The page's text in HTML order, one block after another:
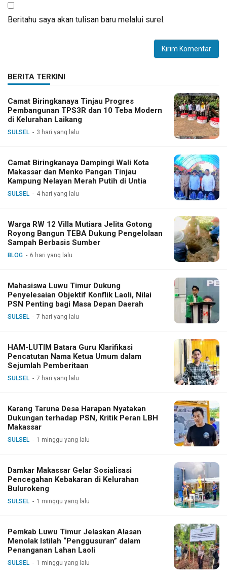
Beritahu saya akan tulisan baru melalui surel.
BERITA TERKINI
Camat Biringkanaya Tinjau Progres
Pembangunan TPS3R dan 10 Teba Modern
di Kelurahan Laikang
SULSEL 3 hari yang lalu
Camat Biringkanaya Dampingi Wali Kota
Makassar dan Menko Pangan Tinjau
Kampung Nelayan Merah Putih di Untia
SULSEL 4 hari yang lalu
Warga RW 12 Villa Mutiara Jelita Gotong
Royong Bangun TEBA Dukung Pengelolaan
Sampah Berbasis Sumber
BLOG 6 hari yang lalu
Mahasiswa Luwu Timur Dukung
Penyelesaian Objektif Konflik Laoli, Nilai
PSN Penting bagi Masa Depan Daerah
SULSEL 7 hari yang lalu
HAM-LUTIM Batara Guru Klarifikasi
Pencatutan Nama Ketua Umum dalam
Sejumlah Pemberitaan
SULSEL 7 hari yang lalu
Karang Taruna Desa Harapan Nyatakan
Dukungan terhadap PSN, Kritik Peran LBH
Makassar
SULSEL 1 minggu yang lalu
Damkar Makassar Gelar Sosialisasi
Pencegahan Kebakaran di Kelurahan
Bulurokeng
SULSEL 1 minggu yang lalu
Pemkab Luwu Timur Jelaskan Alasan
Menolak Istilah “Penggusuran” dalam
Penanganan Lahan Laoli
SULSEL 1 minggu yang lalu